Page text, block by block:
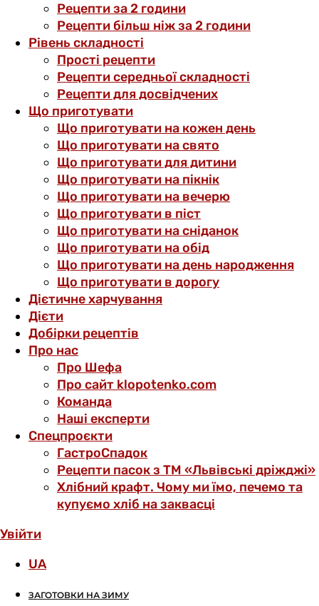
Рецепти за 2 години
Рецепти більш ніж за 2 години
Рівень складності
Прості рецепти
Рецепти середньої складності
Рецепти для досвідчених
Що приготувати
Що приготувати на кожен день
Що приготувати на свято
Що приготувати для дитини
Що приготувати на пікнік
Що приготувати на вечерю
Що приготувати в піст
Що приготувати на сніданок
Що приготувати на обід
Що приготувати на день народження
Що приготувати в дорогу
Дієтичне харчування
Дієти
Добірки рецептів
Про нас
Про Шефа
Про сайт klopotenko.com
Команда
Наші експерти
Спецпроєкти
ГастроСпадок
Рецепти пасок з ТМ «Львівські дріжджі»
Хлібний крафт. Чому ми їмо, печемо та
купуємо хліб на заквасці
Увійти
UA
ЗАГОТОВКИ НА ЗИМУ